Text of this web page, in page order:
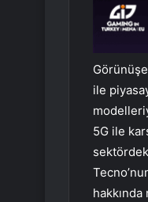
ile
5G ile